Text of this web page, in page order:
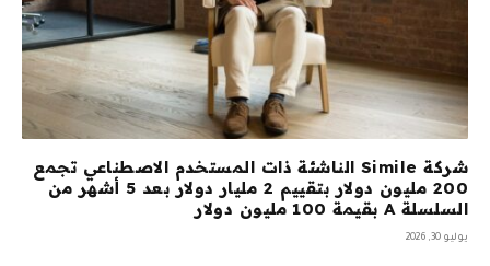
شركة Simile الناشئة ذات المستخدم الاصطناعي تجمع
200 مليون دولار بتقييم 2 مليار دولار بعد 5 أشهر من
السلسلة A بقيمة 100 مليون دولار
يوليو 30, 2026